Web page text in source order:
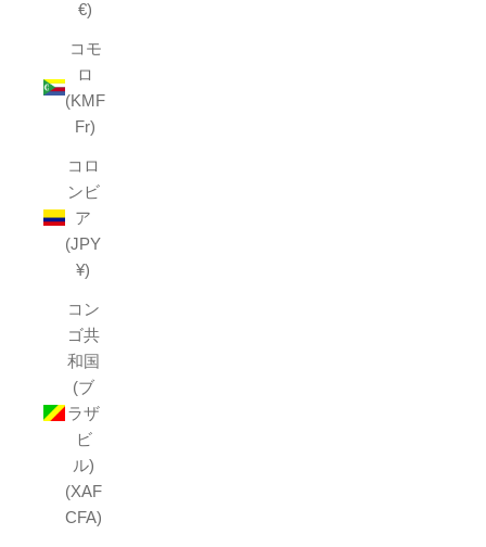
€)
コモ
ロ
(KMF
Fr)
コロ
ンビ
ア
(JPY
¥)
コン
ゴ共
和国
(ブ
ラザ
ビ
ル)
(XAF
CFA)